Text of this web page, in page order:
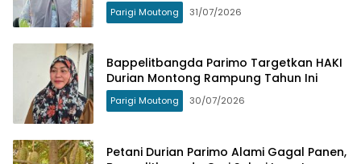
Parigi Moutong 31/07/2026
Bappelitbangda Parimo Targetkan HAKI
Durian Montong Rampung Tahun Ini
Parigi Moutong 30/07/2026
Petani Durian Parimo Alami Gagal Panen,